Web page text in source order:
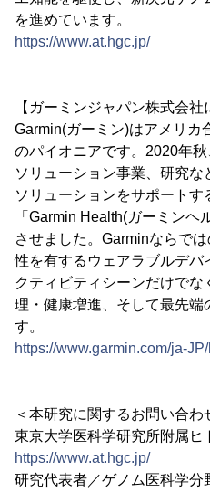
を進めています。
https://www.at.hgc.jp/
【ガーミンジャパン株式会社
Garmin(ガーミン)はアメリカ
のパイオニアです。2020年秋
ソリューション事業、研究
ソリューションをサポートす
「Garmin Health(ガーミンヘ
させました。Garminならで
性を有するウェアラブルデ
クティビティシーンだけで
理・健康増進、そして最先端
す。
https://www.garmin.com/ja-
＜本研究に関するお問い合わ
東京大学医科学研究所附属ヒ
https://www.at.hgc.jp/
研究代表者／ゲノム医科学